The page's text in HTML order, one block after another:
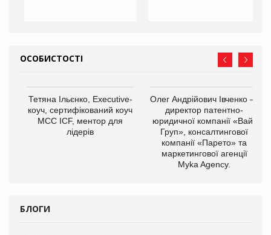
ОСОБИСТОСТІ
Тетяна Ільєнко, Executive-
коуч, сертифікований коуч
МСС ICF, ментор для
лідерів
Олег Андрійович Івченко —
директор патентно-
юридичної компанії «Вайз
Груп», консалтингової
компанії «Парето» та
маркетингової агенції
Myka Agency.
БЛОГИ